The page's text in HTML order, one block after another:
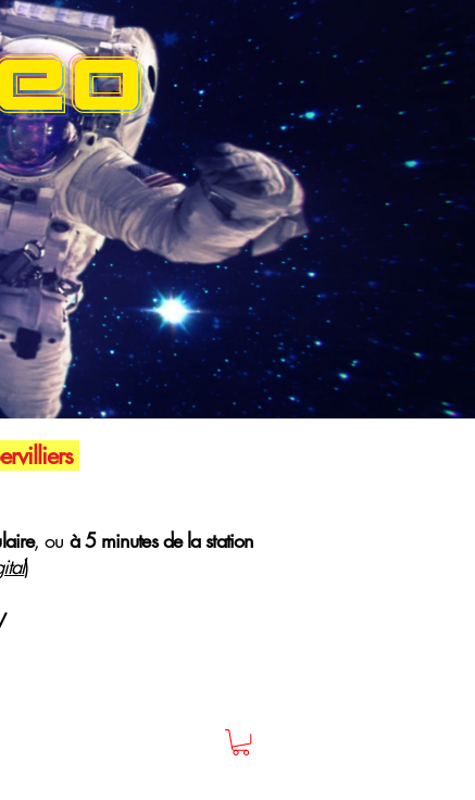
, ou à 5 minutes de la station
)